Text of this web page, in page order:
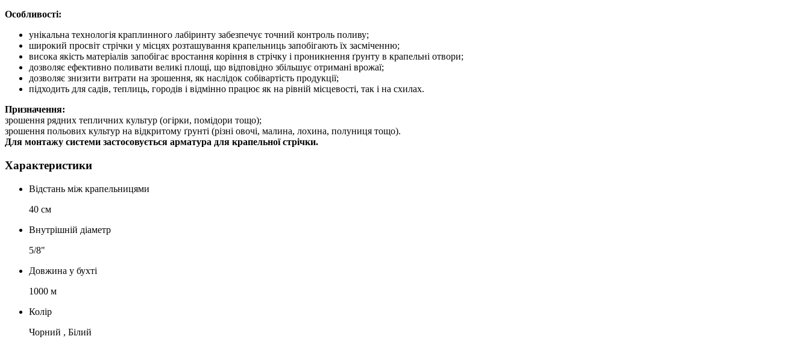
Особливості:
унікальна технологія краплинного лабіринту забезпечує точний контроль поливу;
широкий просвіт стрічки у місцях розташування крапельниць запобігають їх засміченню;
висока якість матеріалів запобігає вростання коріння в стрічку і проникнення ґрунту в крапельні отвори;
дозволяє ефективно поливати великі площі, що відповідно збільшує отримані врожаї;
дозволяє знизити витрати на зрошення, як наслідок собівартість продукції;
підходить для садів, теплиць, городів і відмінно працює як на рівній місцевості, так і на схилах.
Призначення:
зрошення рядних тепличних культур (огірки, помідори тощо);
зрошення польових культур на відкритому ґрунті (різні овочі, малина, лохина, полуниця тощо).
Для монтажу системи застосовується арматура для крапельної стрічки.
Характеристики
Відстань між крапельницями
40 см
Внутрішній діаметр
5/8"
Довжина у бухті
1000 м
Колір
Чорний , Білий